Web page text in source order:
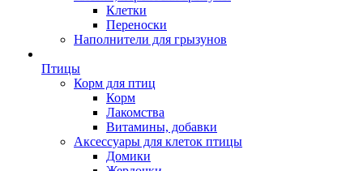
Клетки
Переноски
Наполнители для грызунов
Птицы
Корм для птиц
Корм
Лакомства
Витамины, добавки
Аксессуары для клеток птицы
Домики